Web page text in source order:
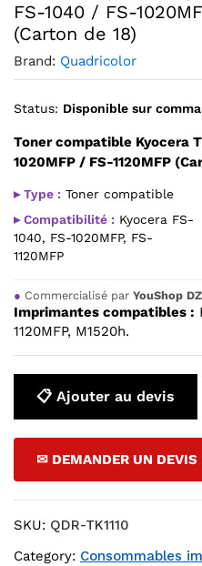
FS-1040 / FS-
(Carton de 18)
Brand: Quadricolor
Status: Disponible sur
Toner compatible Kyocera
1020MFP / FS-1120MFP
▸ Type : Toner compatible
▸ Compatibilité : Kyocera FS-
1040, FS-1020MFP, FS-
1120MFP
● Commercialisé par YouShop DZ
Imprimantes compatibles :
1120MFP, M1520h.
📋 Ajouter au devis
✉ DEMANDER UN
SKU: QDR-TK1110
Category: Consommables